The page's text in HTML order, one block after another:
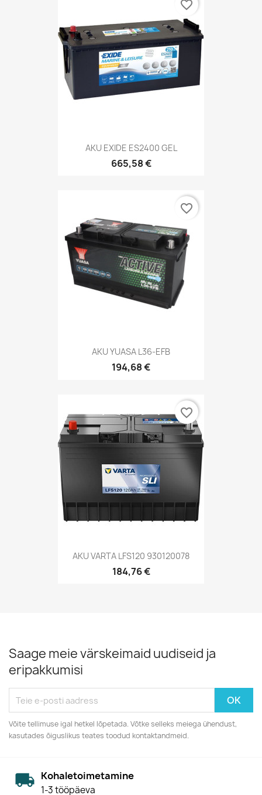
AKU EXIDE ES2400 GEL
665,58 €
favorite_border
AKU YUASA L36-EFB
194,68 €
favorite_border
AKU VARTA LFS120 930120078
184,76 €
favorite_border
Saage meie värskeimaid uudiseid ja
eripakkumisi
Võite tellimuse igal hetkel lõpetada. Võtke selleks meiega ühendust,
kasutades õiguslikus teates toodud kontaktandmeid.
Kohaletoimetamine
1-3 tööpäeva